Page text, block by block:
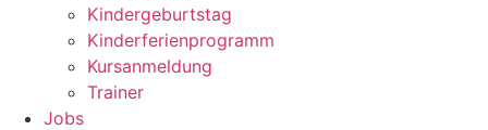
Kindergeburtstag
Kinderferienprogramm
Kursanmeldung
Trainer
Jobs